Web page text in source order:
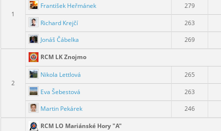
1
František Heřmánek 279
Richard Krejčí
263
Jonáš Čábelka
269
2
RCM LK Znojmo
Nikola Lettlová 265
Eva Šebestová
263
Martin Pekárek
246
RCM LO Mariánské Hory "A"